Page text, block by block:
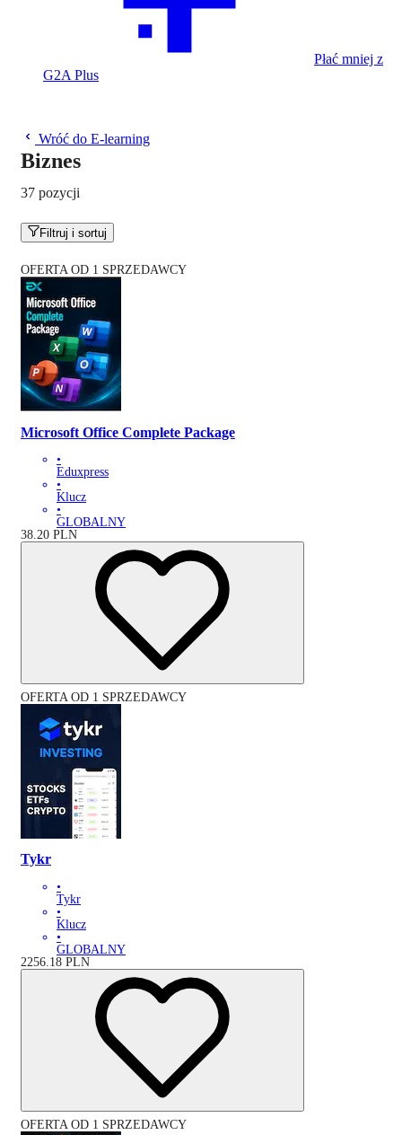
Płać mniej z
G2A Plus
Wróć do E-learning
Biznes
37 pozycji
Filtruj i sortuj
OFERTA OD 1 SPRZEDAWCY
Microsoft Office Complete Package
•
Eduxpress
•
Klucz
•
GLOBALNY
38.20 PLN
OFERTA OD 1 SPRZEDAWCY
Tykr
•
Tykr
•
Klucz
•
GLOBALNY
2256.18 PLN
OFERTA OD 1 SPRZEDAWCY